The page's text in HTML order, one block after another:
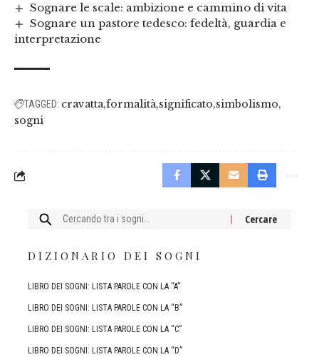
Sognare le scale: ambizione e cammino di vita
Sognare un pastore tedesco: fedeltà, guardia e
interpretazione
TAGGED: cravatta formalità significato simbolismo
sogni
Cercare:
DIZIONARIO DEI SOGNI
LIBRO DEI SOGNI: LISTA PAROLE CON LA “A”
LIBRO DEI SOGNI: LISTA PAROLE CON LA “B”
LIBRO DEI SOGNI: LISTA PAROLE CON LA “C”
LIBRO DEI SOGNI: LISTA PAROLE CON LA “D”